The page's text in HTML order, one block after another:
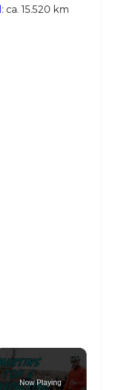
: ca. 15.520 km
Now Playing